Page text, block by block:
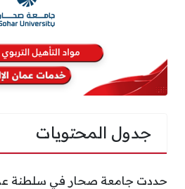
جدول المحتويات
حددت جامعة صحار في سلطنة